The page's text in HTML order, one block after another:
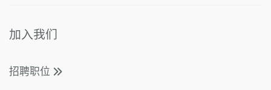
加入我们
招聘职位